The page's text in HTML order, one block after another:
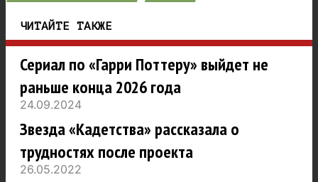
ЧИТАЙТЕ ТАКЖЕ
Сериал по «Гарри Поттеру» выйдет не
раньше конца 2026 года
24.09.2024
Звезда «Кадетства» рассказала о
трудностях после проекта
26.05.2022